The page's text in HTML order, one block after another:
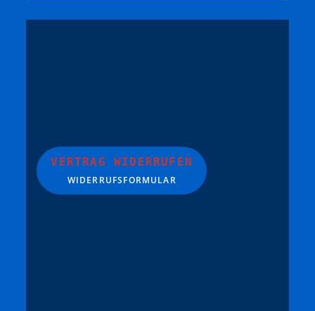
VERTRAG WIDERRUFEN
WIDERRUFSFORMULAR